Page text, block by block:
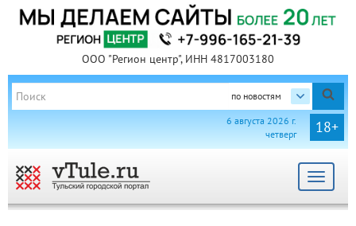
ООО "Регион центр", ИНН 4817003180
по новостям
18+
6 августа 2026 г.
четверг
Toggle